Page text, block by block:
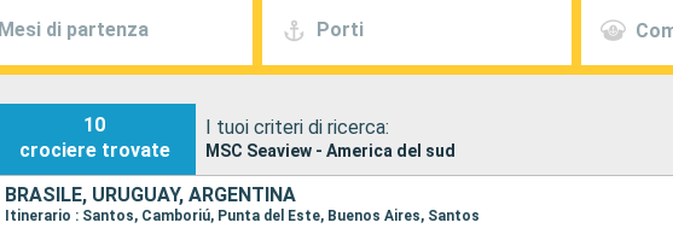
Mesi di partenza Porti
10
crociere trovate
I tuoi criteri di ricerca:
MSC Seaview - America del sud
BRASILE, URUGUAY, ARGENTINA
Itinerario : Santos, Camboriú, Punta del Este, Buenos Aires, Santos